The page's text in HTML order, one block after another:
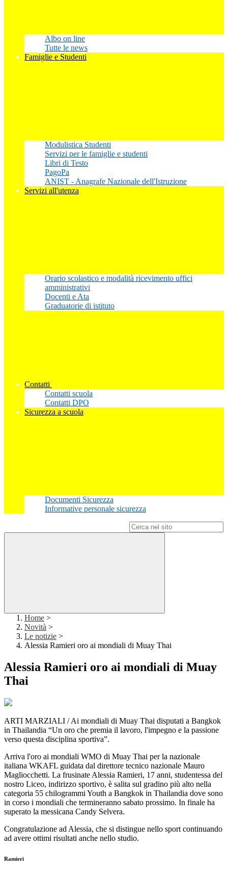
Albo on line
Tutte le news
Famiglie e Studenti
Modulistica Studenti
Servizi per le famiglie e studenti
Libri di Testo
PagoPa
ANIST - Anagrafe Nazionale dell'Istruzione
Servizi all'utenza
Orario scolastico e modalità ricevimento uffici
amministrativi
Docenti e Ata
Graduatorie di istituto
Contatti
Contatti scuola
Contatti DPO
Sicurezza a scuola
Documenti Sicurezza
Informative personale sicurezza
Home >
Novità >
Le notizie >
Alessia Ramieri oro ai mondiali di Muay Thai
Alessia Ramieri oro ai mondiali di Muay
Thai
ARTI MARZIALI / Ai mondiali di Muay Thai disputati a Bangkok
in Thailandia “Un oro che premia il lavoro, l'impegno e la passione
verso questa disciplina sportiva”.
Arriva l'oro ai mondiali WMO di Muay Thai per la nazionale
italiana WKAFL guidata dal direttore tecnico nazionale Mauro
Magliocchetti. La frusinate Alessia Ramieri, 17 anni, studentessa del
nostro Liceo, indirizzo sportivo, è salita sul gradino più alto nella
categoria 55 chilogrammi Youth a Bangkok in Thailandia dove sono
in corso i mondiali che termineranno sabato prossimo. In finale ha
superato la messicana Candy Selvera.
Congratulazione ad Alessia, che si distingue nello sport continuando
ad avere ottimi risultati anche nello studio.
Ramieri